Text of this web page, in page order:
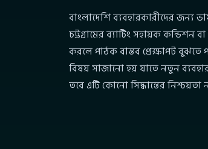
বাংলাদেশি ব্যবহারকারীদের জন্য
চট্টগ্রামের ব্যাটিং সহায়ক
করলে পাঠক বাস্তব প্রেক্ষাপট বুঝতে
বিষয় সাজানো হয় যাতে নতুন
তবে এটি কোনো সিদ্ধান্তের নিশ্চয়তা